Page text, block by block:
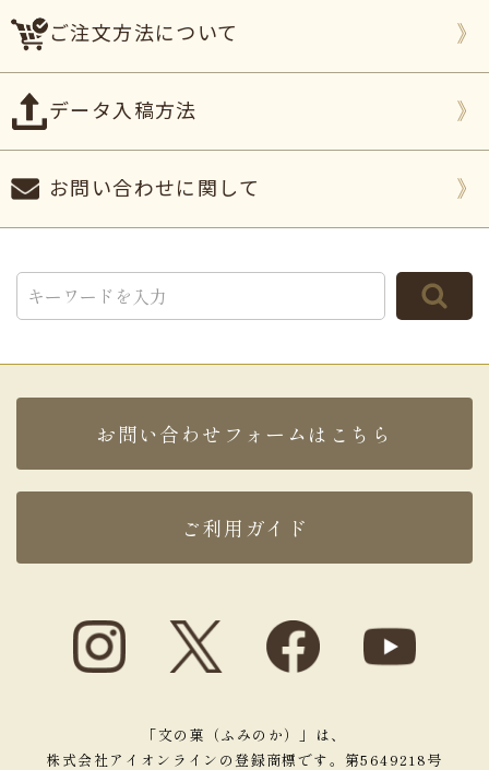
ご注文方法について
データ入稿方法
お問い合わせに関して
お問い合わせフォームはこちら
ご利用ガイド
「文の菓（ふみのか）」は、
株式会社アイオンラインの登録商標です。第5649218号